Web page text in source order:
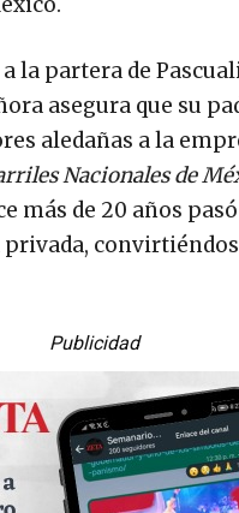
la partera de
asegura que su
aledañas a la
Nacionales de
más de 20 años
Publicidad